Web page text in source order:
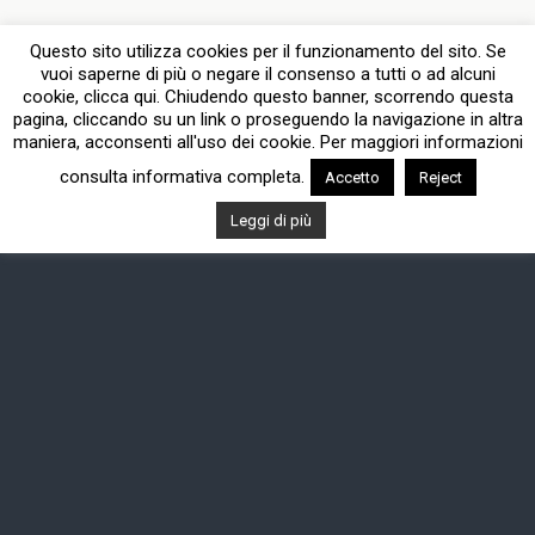
Questo sito utilizza cookies per il funzionamento del sito. Se
vuoi saperne di più o negare il consenso a tutti o ad alcuni
cookie, clicca qui. Chiudendo questo banner, scorrendo questa
pagina, cliccando su un link o proseguendo la navigazione in altra
maniera, acconsenti all'uso dei cookie. Per maggiori informazioni
consulta informativa completa.
Accetto Reject
Leggi di più